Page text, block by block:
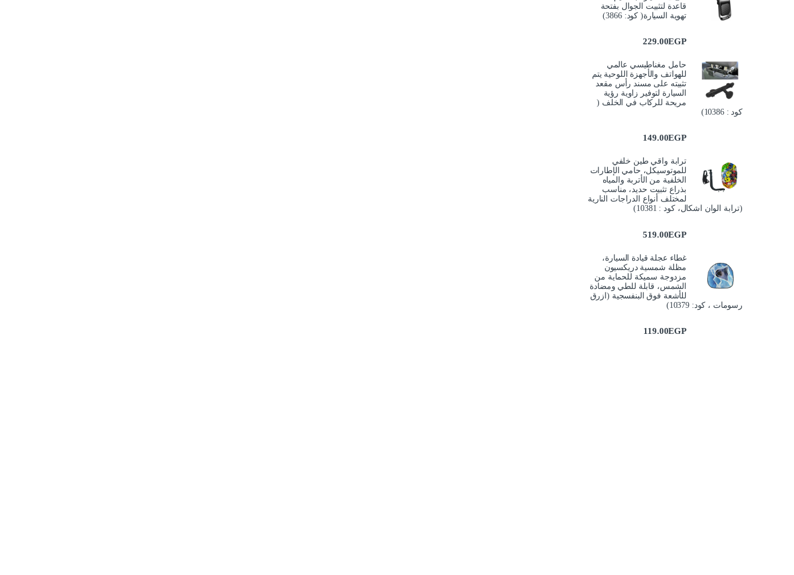
قاعدة لتثبيت الجوال بفتحة
تهوية السيارة( كود: 3866)
229.00EGP
حامل مغناطيسي عالمي
للهواتف والأجهزة اللوحية يتم
تثبيته على مسند رأس مقعد
السيارة لتوفير زاوية رؤية
مريحة للركاب في الخلف (
كود : 10386)
149.00EGP
ترابة واقي طين خلفي
للموتوسيكل، حامي الإطارات
الخلفية من الأتربة والمياه
بذراع تثبيت حديد، مناسب
لمختلف أنواع الدراجات النارية
(ترابة الوان اشكال، كود : 10381)
519.00EGP
غطاء عجلة قيادة السيارة،
مظلة شمسية دريكسيون
مزدوجة سميكة للحماية من
الشمس، قابلة للطي ومضادة
للأشعة فوق البنفسجية (ازرق
رسومات ، كود: 10379)
119.00EGP